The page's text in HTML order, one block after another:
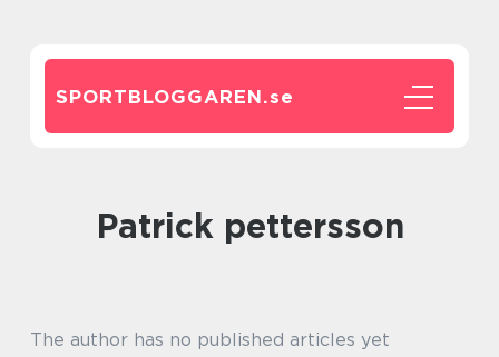
SPORTBLOGGAREN.se
patrick pettersson
The author has no published articles yet